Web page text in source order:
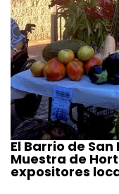
El Barrio de
Muestra de
expositores